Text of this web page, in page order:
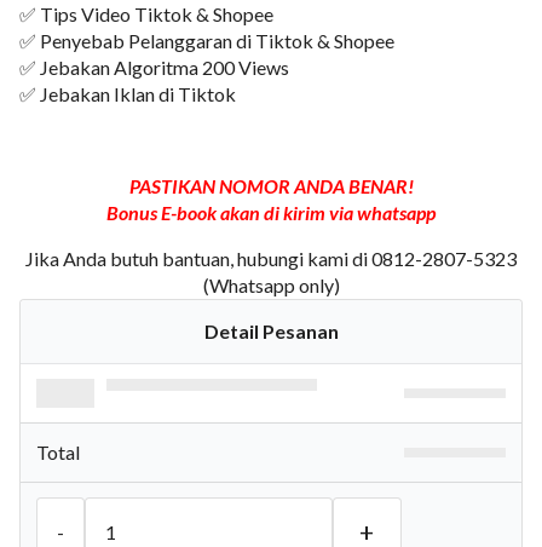
✅ Tips Video Tiktok & Shopee
✅ Penyebab Pelanggaran di Tiktok & Shopee
✅ Jebakan Algoritma 200 Views
✅ Jebakan Iklan di Tiktok
PASTIKAN NOMOR ANDA BENAR!
Bonus E-book akan di kirim via whatsapp
Jika Anda butuh bantuan, hubungi kami di 0812-2807-5323
(Whatsapp only)
Detail Pesanan
Total